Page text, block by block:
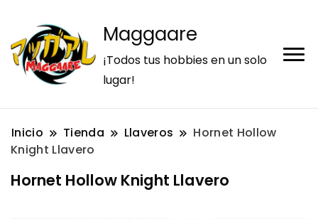
Maggaare
¡Todos tus hobbies en un solo
lugar!
Inicio Tienda Llaveros
Hornet Hollow
Knight Llavero
Hornet Hollow Knight Llavero